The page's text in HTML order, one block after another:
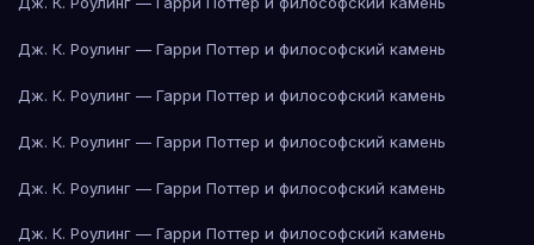
Дж. К. Роулинг — Гарри Поттер и философский камень
Дж. К. Роулинг — Гарри Поттер и философский камень
Дж. К. Роулинг — Гарри Поттер и философский камень
Дж. К. Роулинг — Гарри Поттер и философский камень
Дж. К. Роулинг — Гарри Поттер и философский камень